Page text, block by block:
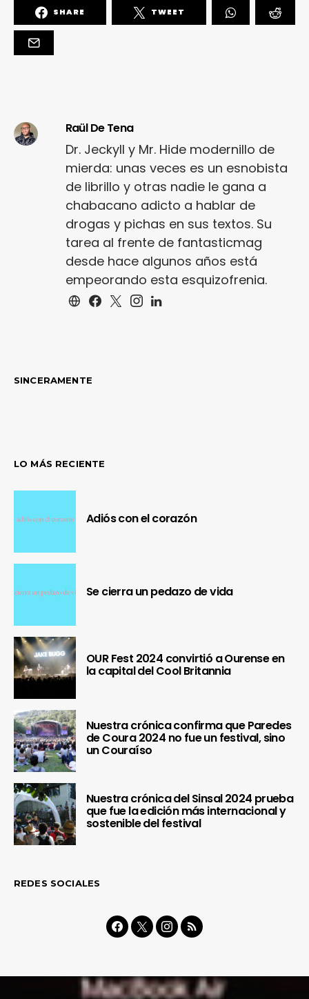
SHARE TWEET
Raül De Tena
Dr. Jeckyll y Mr. Hide modernillo de
mierda: unas veces es un esnobista
de librillo y otras nadie le gana a
chabacano adicto a hablar de
drogas y pichas en sus textos. Su
tarea al frente de fantasticmag
desde hace algunos años está
empeorando esta esquizofrenia.
SINCERAMENTE
LO MÁS RECIENTE
Adiós con el corazón
Se cierra un pedazo de vida
OUR Fest 2024 convirtió a Ourense en
la capital del Cool Britannia
Nuestra crónica confirma que Paredes
de Coura 2024 no fue un festival, sino
un Couraíso
Nuestra crónica del Sinsal 2024 prueba
que fue la edición más internacional y
sostenible del festival
REDES SOCIALES